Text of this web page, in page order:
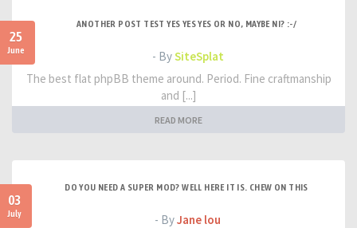
25
June
ANOTHER POST TEST YES YES YES OR NO, MAYBE NI? :-/
- BySiteSplat
The best flat phpBB theme around. Period. Fine craftmanship
and [...]
READ MORE
03
July
DO YOU NEED A SUPER MOD? WELL HERE IT IS. CHEW ON THIS
- ByJane lou